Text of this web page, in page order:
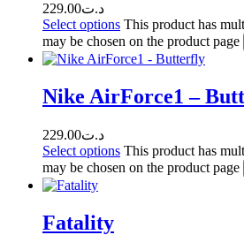
د.ت229.00
Select options This product has
may be chosen on the product page
Nike AirForce1 –
د.ت229.00
Select options This product has
may be chosen on the product page
Fatality